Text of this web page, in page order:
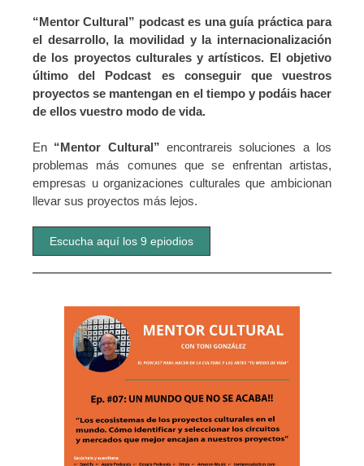
“Mentor Cultural” podcast es una guía práctica para
el desarrollo, la movilidad y la internacionalización
de los proyectos culturales y artísticos. El objetivo
último del Podcast es conseguir que vuestros
proyectos se mantengan en el tiempo y podáis hacer
de ellos vuestro modo de vida.
En “Mentor Cultural” encontrareis soluciones a los
problemas más comunes que se enfrentan artistas,
empresas u organizaciones culturales que ambicionan
llevar sus proyectos más lejos.
Escucha aquí los 9 epiodios